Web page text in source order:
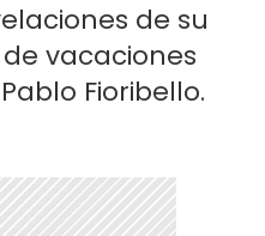
de su
vacaciones
Fioribello.